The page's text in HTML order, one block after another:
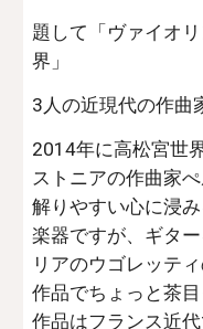
題して「ヴァイオ
界」
3人の近現代の作曲
2014年に高松宮世
ストニアの作曲家
解りやすい心に浸
楽器ですが、ギタ
リアのウゴレッテ
作品でちょっと茶
作品はフランス近